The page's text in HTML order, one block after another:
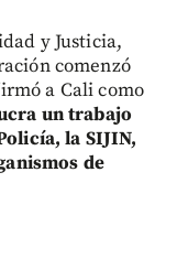
y Justicia,
comenzó
a Cali como
un trabajo
la SIJIN,
de